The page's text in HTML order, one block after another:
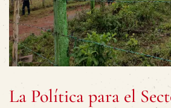
La Política para el